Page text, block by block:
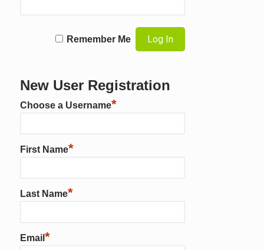
Remember Me
New User Registration
Choose a Username*
First Name*
Last Name*
Email *